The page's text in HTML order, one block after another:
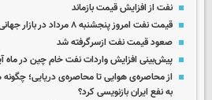
نفت از افزایش قیمت بازماند
قیمت نفت امروز پنجشنبه ۸ مرداد در بازار جهانی
صعود قیمت نفت ازسرگرفته شد
پیش‌بینی افزایش واردات نفت خام چین در ماه
از محاصره‌ی هوایی تا محاصره‌ی دریایی؛
به نفع ایران بازنویسی کرد؟